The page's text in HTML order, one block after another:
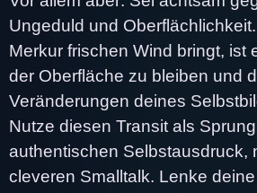
Ungeduld und
Merkur frischen Wind bringt, ist
der Oberfläche zu bleiben und
Veränderungen deines
Nutze diesen Transit als
authentischen Selbstausdruck,
cleveren Smalltalk. Lenke